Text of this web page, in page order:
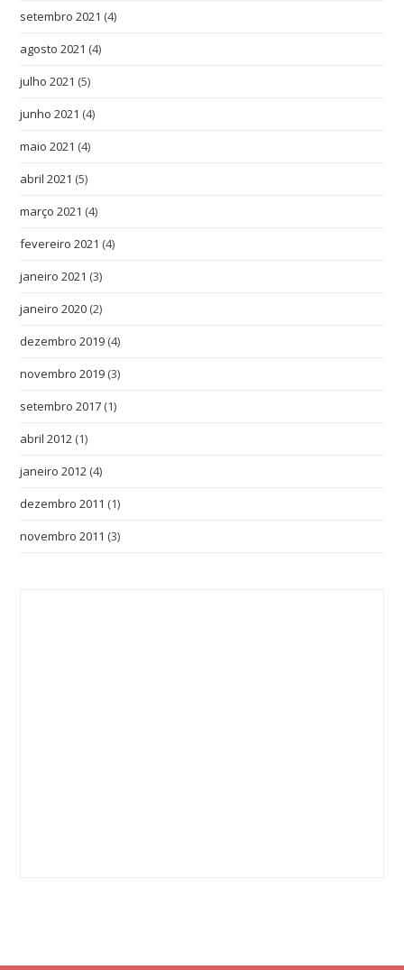
setembro 2021 (4)
agosto 2021 (4)
julho 2021 (5)
junho 2021 (4)
maio 2021 (4)
abril 2021 (5)
março 2021 (4)
fevereiro 2021 (4)
janeiro 2021 (3)
janeiro 2020 (2)
dezembro 2019 (4)
novembro 2019 (3)
setembro 2017 (1)
abril 2012 (1)
janeiro 2012 (4)
dezembro 2011 (1)
novembro 2011 (3)